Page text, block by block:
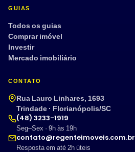
GUIAS
Todos os guias
Comprar imóvel
Investir
Mercado imobiliário
CONTATO
Rua Lauro Linhares, 1693
Trindade · Florianópolis/SC
(48) 3233-1919
Seg–Sex · 9h às 19h
contato@regenteimoveis.com.br
Resposta em até 2h úteis